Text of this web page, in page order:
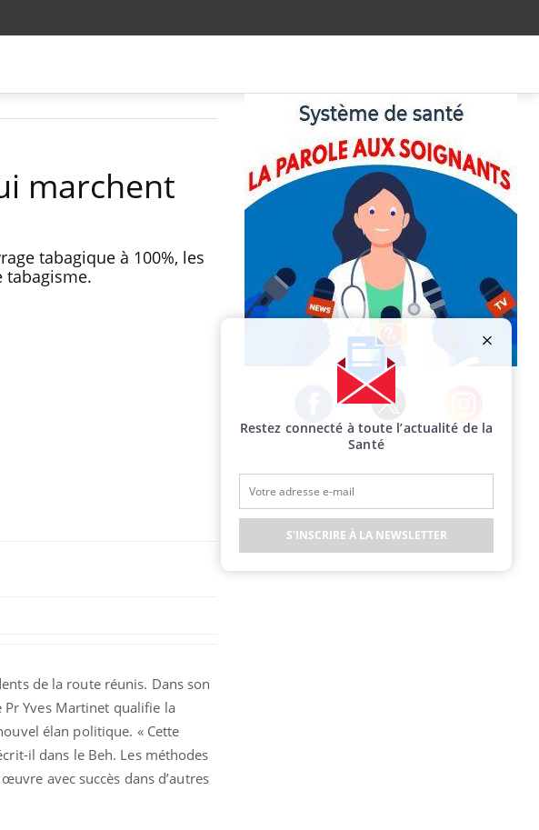
marchent
tabagique à 100%, les
de la route réunis. Dans son
Yves Martinet qualifie la
élan politique. « Cette
il dans le Beh. Les méthodes
avec succès dans d’autres
Facebook Twitter Instagram
Restez connecté à toute l’actualité de la
Santé
S'INSCRIRE À LA NEWSLETTER